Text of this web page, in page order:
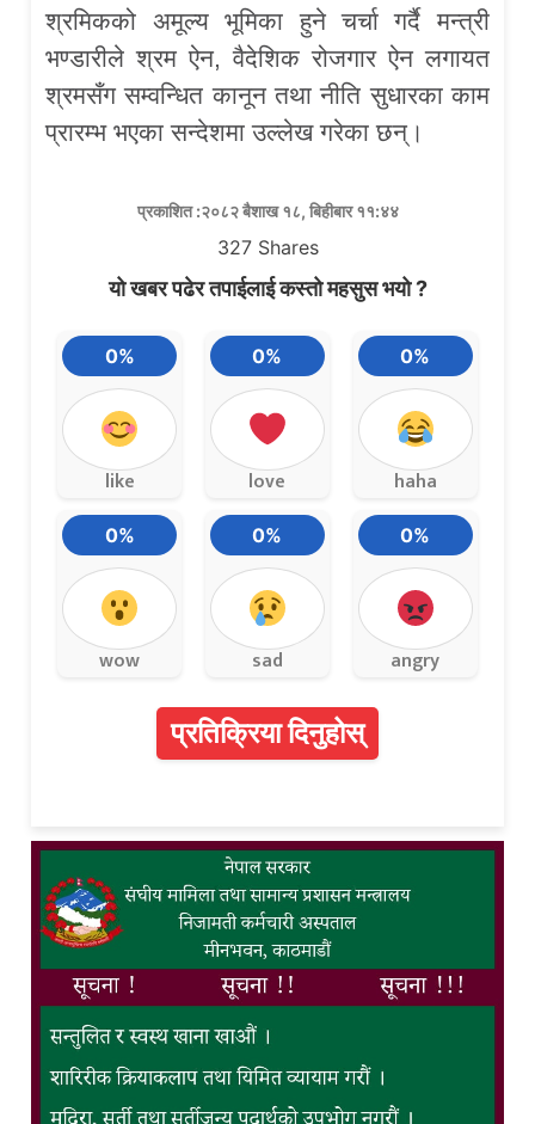
श्रमिकको अमूल्य भूमिका हुने चर्चा गर्दै मन्त्री
भण्डारीले श्रम ऐन, वैदेशिक रोजगार ऐन लगायत
श्रमसँग सम्वन्धित कानून तथा नीति सुधारका काम
प्रारम्भ भएका सन्देशमा उल्लेख गरेका छन्।
प्रकाशित :२०८२ बैशाख १८, बिहीबार ११:४४
327 Shares
यो खबर पढेर तपाईलाई कस्तो महसुस भयो ?
0%
like
0%
love
0%
haha
0%
wow
0%
sad
0%
angry
प्रतिक्रिया दिनुहोस्